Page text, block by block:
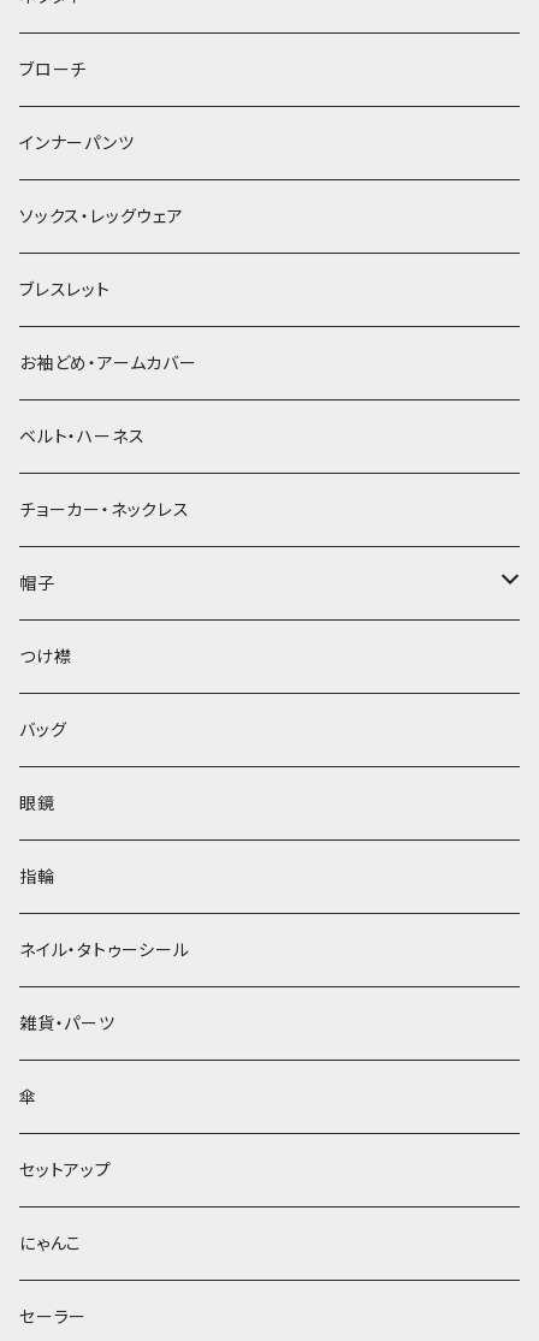
ヘアゴム
簪
ブローチ
インナーパンツ
ソックス・レッグウェア
ブレスレット
お袖どめ・アームカバー
ベルト・ハーネス
チョーカー・ネックレス
帽子
ベレー帽
つけ襟
バッグ
眼鏡
指輪
ネイル・タトゥーシール
雑貨・パーツ
傘
セットアップ
にゃんこ
セーラー